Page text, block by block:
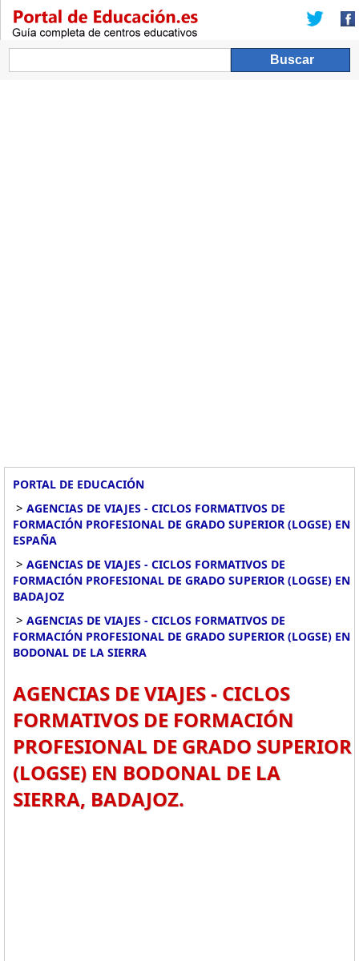
PORTAL DE EDUCACIÓN
> AGENCIAS DE VIAJES - CICLOS FORMATIVOS DE
FORMACIÓN PROFESIONAL DE GRADO SUPERIOR (LOGSE) EN
ESPAÑA
> AGENCIAS DE VIAJES - CICLOS FORMATIVOS DE
FORMACIÓN PROFESIONAL DE GRADO SUPERIOR (LOGSE) EN
BADAJOZ
> AGENCIAS DE VIAJES - CICLOS FORMATIVOS DE
FORMACIÓN PROFESIONAL DE GRADO SUPERIOR (LOGSE) EN
BODONAL DE LA SIERRA
AGENCIAS DE VIAJES - CICLOS
FORMATIVOS DE FORMACIÓN
PROFESIONAL DE GRADO SUPERIOR
(LOGSE) EN BODONAL DE LA
SIERRA, BADAJOZ.